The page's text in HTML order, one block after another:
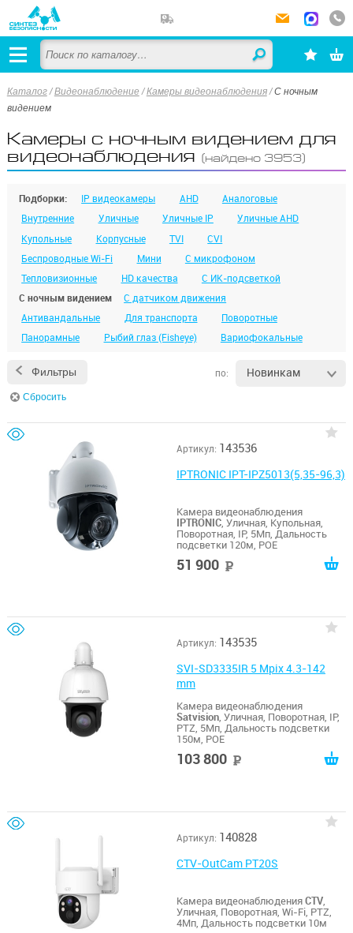
Каталог /Видеонаблюдение /Камеры видеонаблюдения/С ночным
видением
Камеры с ночным видением для
видеонаблюдения (найдено 3953)
Подборки: IP видеокамеры AHD
Аналоговые
Внутренние
Уличные Уличные IP
Уличные AHD
Купольные
Корпусные TVI
CVI
Беспроводные Wi-Fi
Мини
С микрофоном
Тепловизионные
HD качества
С ИК-подсветкой
С ночным видением
С датчиком движения
Антивандальные
Для транспорта
Поворотные
Панорамные
Рыбий глаз (Fisheye) Вариофокальные
Фильтры по: Новинкам
Сбросить
Артикул: 143536
IPTRONIC IPT-IPZ5013(5,35-96,3)
Камера видеонаблюдения
IPTRONIC, Уличная, Купольная,
Поворотная, IP, 5Мп, Дальность
подсветки 120м, POE
51 900
Артикул: 143535
SVI-SD3335IR 5 Mpix 4.3-142
mm
Камера видеонаблюдения
Satvision, Уличная, Поворотная, IP,
PTZ, 5Мп, Дальность подсветки
150м, POE
103 800
Артикул: 140828
CTV-OutCam PT20S
Камера видеонаблюденияCTV,
Уличная, Поворотная, Wi-Fi, PTZ,
4Мп, Дальность подсветки 10м